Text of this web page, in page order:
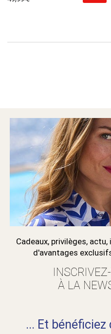
Cadeaux, privilèges,
d'avantages
À LA
... Et bénéficiez